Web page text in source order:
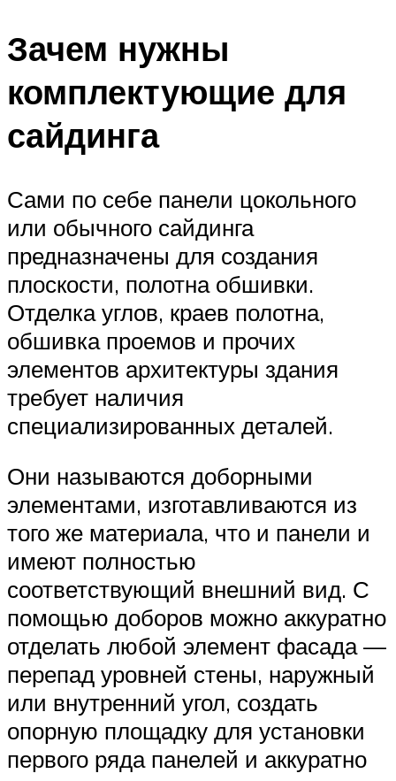
Зачем нужны
комплектующие для
сайдинга
Сами по себе панели цокольного
или обычного сайдинга
предназначены для создания
плоскости, полотна обшивки.
Отделка углов, краев полотна,
обшивка проемов и прочих
элементов архитектуры здания
требует наличия
специализированных деталей.
Они называются доборными
элементами, изготавливаются из
того же материала, что и панели и
имеют полностью
соответствующий внешний вид. С
помощью доборов можно аккуратно
отделать любой элемент фасада —
перепад уровней стены, наружный
или внутренний угол, создать
опорную площадку для установки
первого ряда панелей и аккуратно